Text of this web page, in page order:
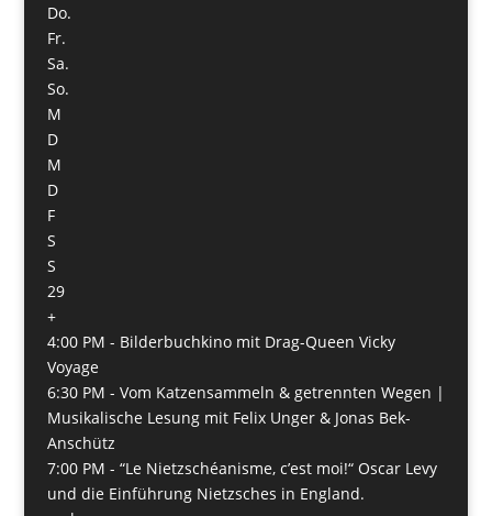
Do.
Fr.
Sa.
So.
M
D
M
D
F
S
S
29
+
4:00 PM - Bilderbuchkino mit Drag-Queen Vicky
Voyage
6:30 PM - Vom Katzensammeln & getrennten Wegen |
Musikalische Lesung mit Felix Unger & Jonas Bek-
Anschütz
7:00 PM - “Le Nietzschéanisme, c’est moi!“ Oscar Levy
und die Einführung Nietzsches in England.